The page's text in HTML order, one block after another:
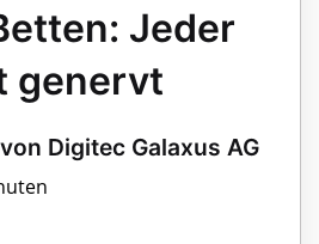
Jeder
genervt
Digitec Galaxus AG